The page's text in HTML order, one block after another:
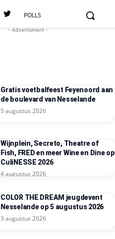
POLLS
- Advertisment -
Gratis voetbalfeest Feyenoord aan
de boulevard van Nesselande
5 augustus 2026
Wijnplein, Secreto, Theatre of
Fish, FRED en meer Wine en Dine op
CuliNESSE 2026
4 augustus 2026
COLOR THE DREAM jeugdevent
Nesselande op 5 augustus 2026
3 augustus 2026